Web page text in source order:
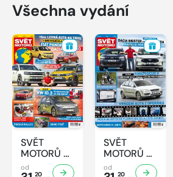
Všechna vydání
SVĚT
MOTORŮ -
33/2026
od
20
SVĚT
MOTORŮ -
32/2026
od
20